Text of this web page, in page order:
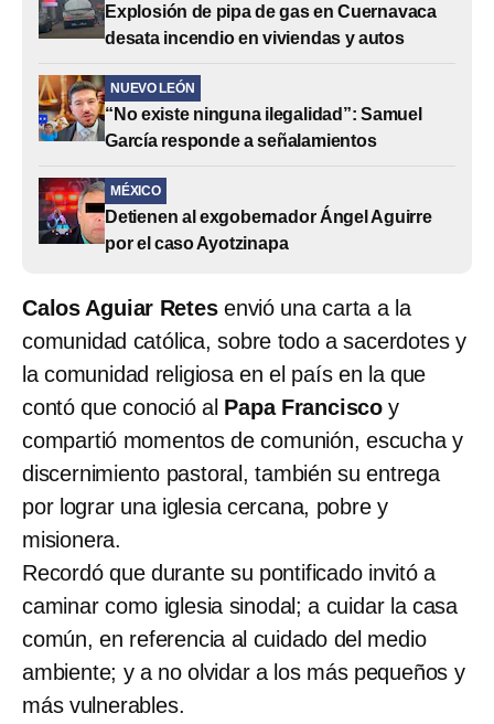
Explosión de pipa de gas en Cuernavaca
desata incendio en viviendas y autos
NUEVO LEÓN
“No existe ninguna ilegalidad”: Samuel
García responde a señalamientos
MÉXICO
Detienen al exgobernador Ángel Aguirre
por el caso Ayotzinapa
Calos Aguiar Retesenvió una carta a la
comunidad católica, sobre todo a sacerdotes y
la comunidad religiosa en el país en la que
contó que conoció alPapa Franciscoy
compartió momentos de comunión, escucha y
discernimiento pastoral, también su entrega
por lograr una iglesia cercana, pobre y
misionera.
Recordó que durante su pontificado invitó a
caminar como iglesia sinodal; a cuidar la casa
común, en referencia al cuidado del medio
ambiente; y a no olvidar a los más pequeños y
más vulnerables.